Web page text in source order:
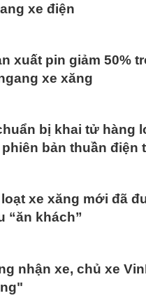
xe điện
xuất pin giảm 50%
xe xăng
bị khai tử hàng
bản thuần điện
xe xăng mới đã
“ăn khách”
nhận xe, chủ xe